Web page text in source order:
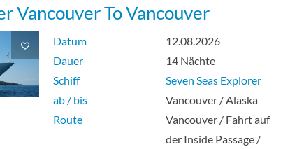
Vancouver To Vancouver
Datum
12.08.2026
Dauer
14 Nächte
Schiff
Seven Seas Explorer
ab / bis
Vancouver / Alaska
Route
Vancouver / Fahrt auf
der Inside Passage /